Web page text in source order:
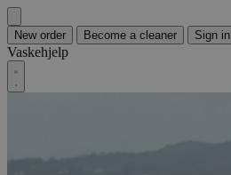
New order Become a cleaner Sign in
Vaskehjelp